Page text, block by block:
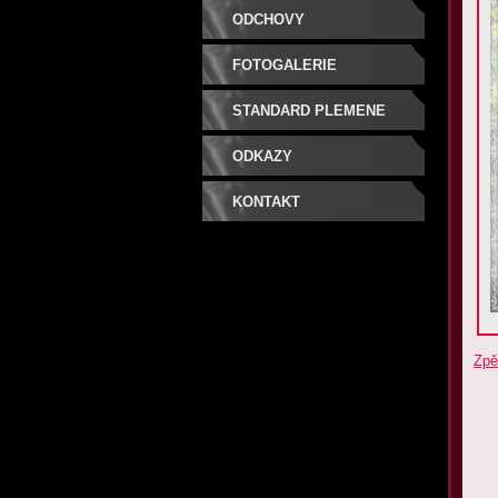
ODCHOVY
FOTOGALERIE
STANDARD PLEMENE
ODKAZY
KONTAKT